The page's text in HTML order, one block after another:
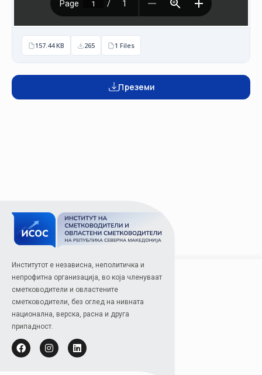
157.44 KB 265 1 Files
Преземи
Институтот е независна, неполитичка и
непрофитна организација, во која членуваат
сметководители и овластените
сметководители, без оглед на нивната
национална, верска, расна и друга
припадност.